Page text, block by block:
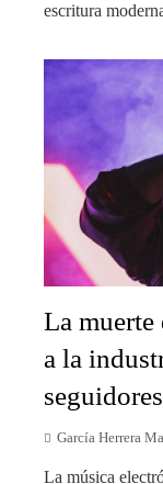
escritura
La
a la
García Herrera
La música